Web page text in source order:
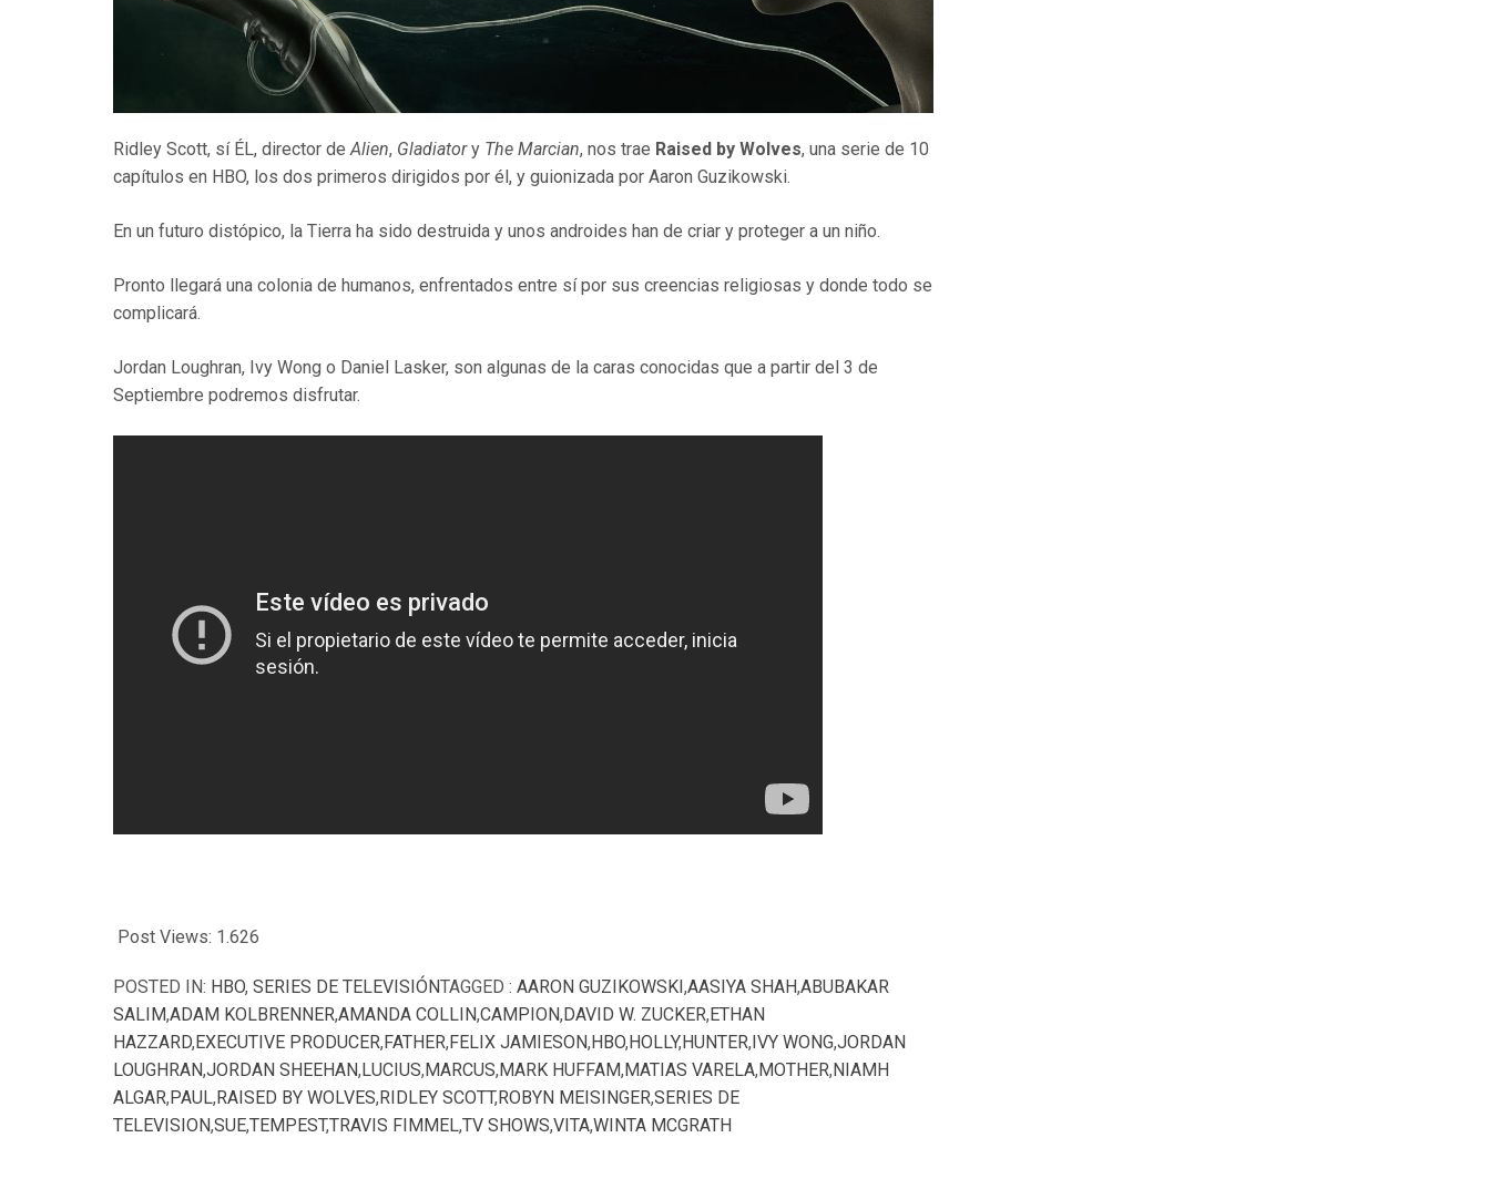
Ridley Scott, sí ÉL, director deAlien, Gladiatory The Marcian, nos trae Raised by Wolves, una serie de 10
capítulos en HBO, los dos primeros dirigidos por él, y guionizada por Aaron Guzikowski.
En un futuro distópico, la Tierra ha sido destruida y unos androides han de criar y proteger a un niño.
Pronto llegará una colonia de humanos, enfrentados entre sí por sus creencias religiosas y donde todo se
complicará.
Jordan Loughran, Ivy Wong o Daniel Lasker, son algunas de la caras conocidas que a partir del 3 de
Septiembre podremos disfrutar.
Post Views: 1.626
POSTED IN: HBO, SERIES DE TELEVISIÓNTAGGED : AARON GUZIKOWSKI,AASIYA SHAH,ABUBAKAR
SALIM,ADAM KOLBRENNER,AMANDA COLLIN,CAMPION,DAVID W. ZUCKER,ETHAN
HAZZARD,EXECUTIVE PRODUCER,FATHER,FELIX JAMIESON,HBO,HOLLY,HUNTER,IVY WONG,JORDAN
LOUGHRAN,JORDAN SHEEHAN,LUCIUS,MARCUS,MARK HUFFAM,MATIAS VARELA,MOTHER,NIAMH
ALGAR,PAUL,RAISED BY WOLVES,RIDLEY SCOTT,ROBYN MEISINGER,SERIES DE
TELEVISION,SUE,TEMPEST,TRAVIS FIMMEL,TV SHOWS,VITA,WINTA MCGRATH